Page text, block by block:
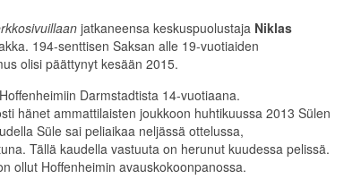
jatkaneensa keskuspuolustaja Niklas
194-senttisen Saksan alle 19-vuotiaiden
olisi päättynyt kesään 2015.
Darmstadtista 14-vuotiaana.
hänet ammattilaisten joukkoon huhtikuussa 2013 Sülen
Süle sai peliaikaa neljässä ottelussa,
Tällä kaudella vastuuta on herunut kuudessa pelissä.
ollut Hoffenheimin avauskokoonpanossa.